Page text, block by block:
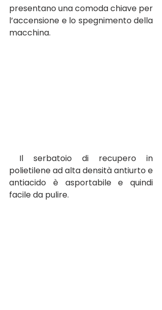
presentano una comoda chiave per
l’accensione e lo spegnimento della
macchina.
Il serbatoio di recupero in
polietilene ad alta densità antiurto e
antiacido è asportabile e quindi
facile da pulire.